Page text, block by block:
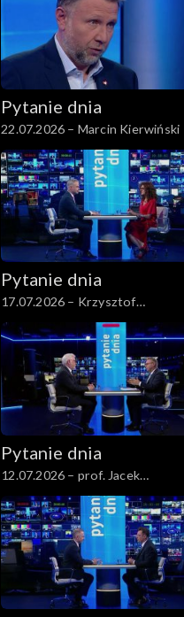
Pytanie dnia
22.07.2026 – Marcin Kierwiński
Pytanie dnia
17.07.2026 – Krzysztof
Gawkowski
Pytanie dnia
12.07.2026 – prof. Jacek
Czaputowicz